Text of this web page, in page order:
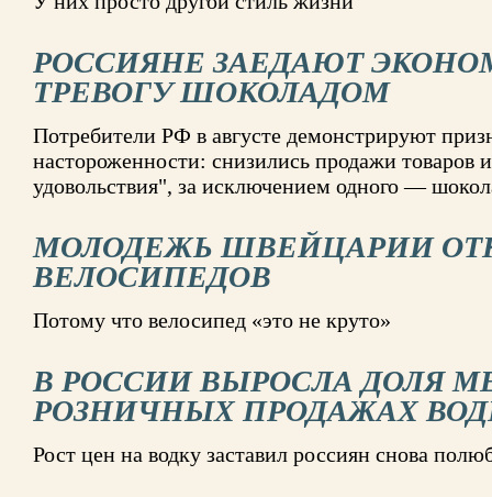
РОССИЯНЕ ЗАЕДАЮТ
ТРЕВОГУ ШОКОЛАДОМ
Потребители РФ в августе демонстрируют
настороженности: снизились продажи товаров
удовольствия", за исключением одного —
МОЛОДЕЖЬ ШВЕЙЦАРИИ
ВЕЛОСИПЕДОВ
Потому что велосипед «это не круто»
В РОССИИ ВЫРОСЛА ДОЛЯ
РОЗНИЧНЫХ ПРОДАЖАХ
Рост цен на водку заставил россиян снова